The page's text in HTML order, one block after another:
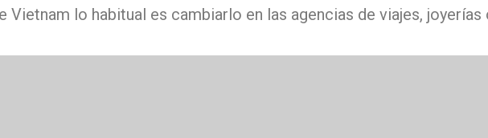
Vietnam lo habitual es cambiarlo en las agencias de viajes, joyerías